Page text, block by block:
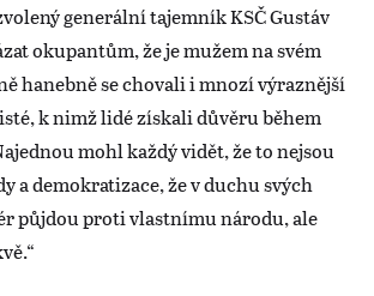
generální tajemník KSČ Gustáv
okupantům, že je mužem na svém
hanebně se chovali i mnozí výraznější
k nimž lidé získali důvěru během
mohl každý vidět, že to nejsou
a demokratizace, že v duchu svých
půjdou proti vlastnímu národu, ale